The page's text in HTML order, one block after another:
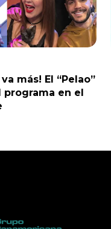
más! El “Pelao”
programa en el